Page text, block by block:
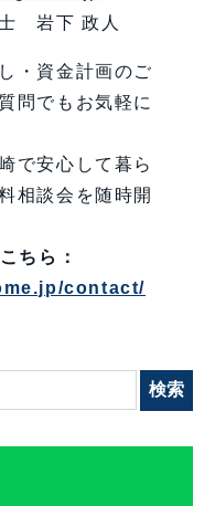
岩下 政人
・資金計画のご
問でもお気軽に
で安心して暮ら
相談会を随時開
ちら：
contact/